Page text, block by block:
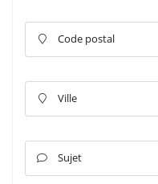
 Code postal
 Ville
 Sujet